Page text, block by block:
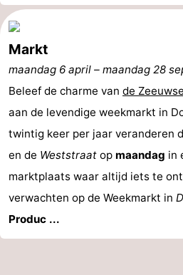
Parkeren
Reisboekenwinkel
Nieuws
Medische
adressen
Regio
Zeeland
Schouwen-
Duiveland
-
Markt
maandag 6 april – maandag 28
Beleef de charme van de
aan de levendige weekmarkt in
twintig keer per jaar veranderen
en de Weststraat op maandag in
marktplaats waar altijd iets te
verwachten op de Weekmarkt in
Produc ...